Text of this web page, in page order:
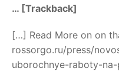
… [Trackback]
[…] Read More on on
rossorgo.ru/press/
uborochnye-raboty-